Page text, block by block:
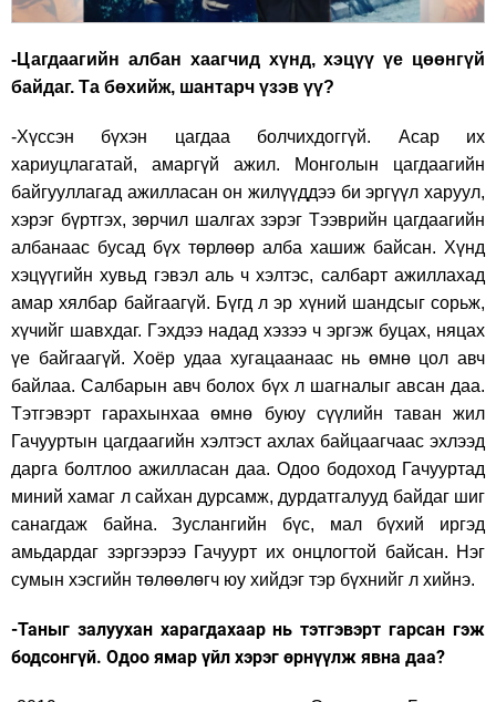
-Цагдаагийн албан хаагчид хүнд, хэцүү үе цөөнгүй
байдаг. Та бөхийж, шантарч үзэв үү?
-Хүссэн бүхэн цагдаа болчихдоггүй. Асар их
хариуцлагатай, амаргүй ажил. Монголын цагдаагийн
байгууллагад ажилласан он жилүүддээ би эргүүл харуул,
хэрэг бүртгэх, зөрчил шалгах зэрэг Тээврийн цагдаагийн
албанаас бусад бүх төрлөөр алба хашиж байсан. Хүнд
хэцүүгийн хувьд гэвэл аль ч хэлтэс, салбарт ажиллахад
амар хялбар байгаагүй. Бүгд л эр хүний шандсыг сорьж,
хүчийг шавхдаг. Гэхдээ надад хэзээ ч эргэж буцах, няцах
үе байгаагүй. Хоёр удаа хугацаанаас нь өмнө цол авч
байлаа. Салбарын авч болох бүх л шагналыг авсан даа.
Тэтгэвэрт гарахынхаа өмнө буюу сүүлийн таван жил
Гачууртын цагдаагийн хэлтэст ахлах байцаагчаас эхлээд
дарга болтлоо ажилласан даа. Одоо бодоход Гачууртад
миний хамаг л сайхан дурсамж, дурдатгалууд байдаг шиг
санагдаж байна. Зуслангийн бүс, мал бүхий иргэд
амьдардаг зэргээрээ Гачуурт их онцлогтой байсан. Нэг
сумын хэсгийн төлөөлөгч юу хийдэг тэр бүхнийг л хийнэ.
-Таныг залуухан харагдахаар нь тэтгэвэрт гарсан гэж
бодсонгүй. Одоо ямар үйл хэрэг өрнүүлж явна даа?